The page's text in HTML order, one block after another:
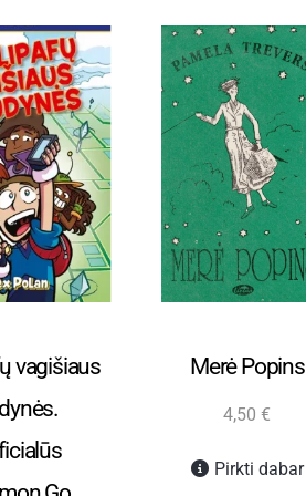
vagišiaus
Merė Popins
4,50€
Pirkti dabar